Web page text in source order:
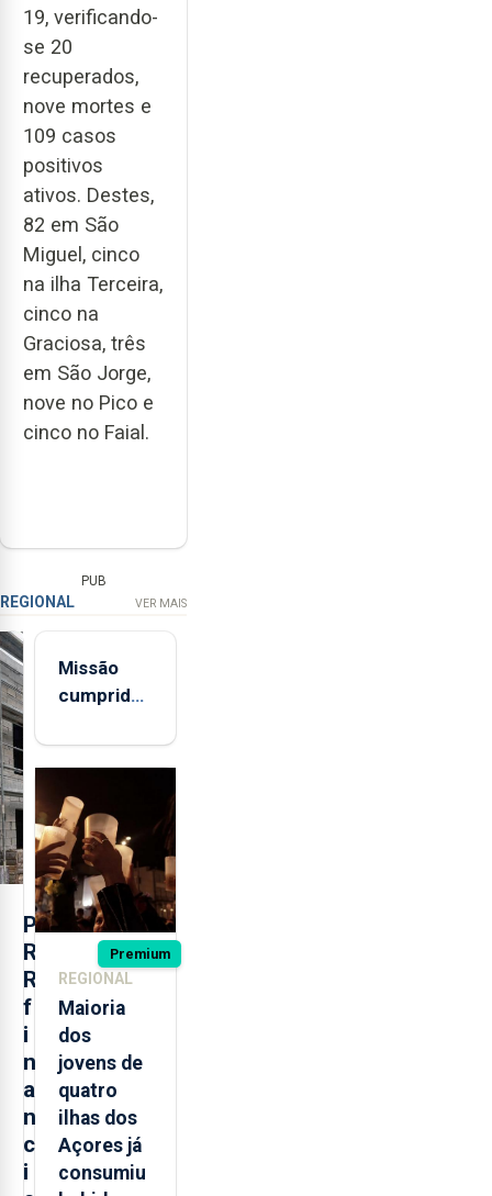
19, verificando-
se 20
recuperados,
nove mortes e
109 casos
positivos
ativos. Destes,
82 em São
Miguel, cinco
na ilha Terceira,
cinco na
Graciosa, três
em São Jorge,
nove no Pico e
cinco no Faial.
PUB
REGIONAL VER MAIS
P
R
R
f
i
n
a
n
c
i
Missão
cumprida:
açorianos
após
missão na
Roménia
Premium
REGIONAL
Maioria
dos
jovens de
quatro
ilhas dos
Açores já
consumiu